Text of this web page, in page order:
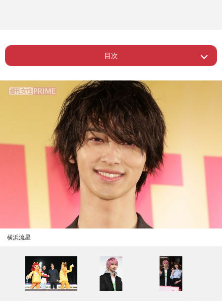
目次
Page 1 ー 流星効果か、来場直後にグッズ完売
横浜流星